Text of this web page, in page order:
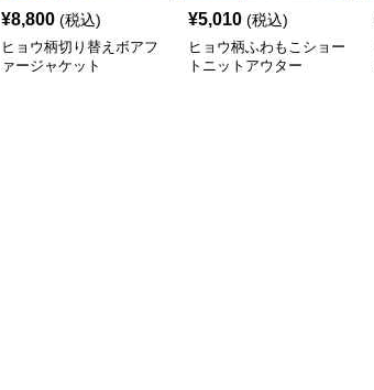
¥8,800 (税込)
ヒョウ柄切り替えボアフ
ァージャケット
¥5,010 (税込)
ヒョウ柄ふわもこショー
トニットアウター